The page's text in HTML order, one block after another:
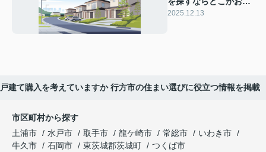
すめ？選び方や注目ポ
2025.12.13
建て購入を考えていますか 行方市の住まい選びに役立つ情報を掲載
市区町村から探す
土浦市
水戸市 取手市 龍ケ崎市 常総市
いわき市
牛久市
石岡市 東茨城郡茨城町
つくば市